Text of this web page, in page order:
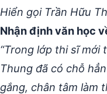
Hiển gọi Trần Hữu
Nhận định văn học
“Trong lớp thi sĩ mới
Thung đã có chỗ
gắng, chân tâm làm